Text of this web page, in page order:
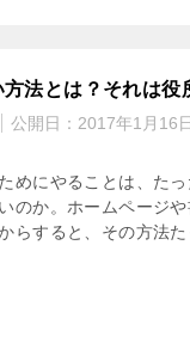
法とは？それは役
公開日： 2017年1月16日
めにやることは、た
のか。ホームページ
らすると、その方法